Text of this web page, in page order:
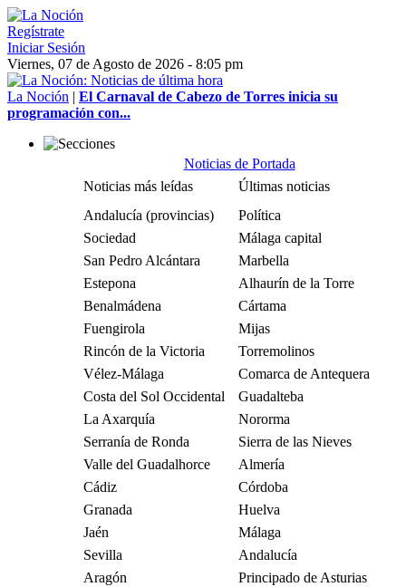
Regístrate
Iniciar Sesión
Viernes, 07 de Agosto de 2026 - 8:05 pm
La Noción | El Carnaval de Cabezo de Torres inicia su
programación con...
Noticias de Portada
Noticias más leídas
Últimas noticias
Andalucía (provincias)
Política
Sociedad
Málaga capital
San Pedro Alcántara
Marbella
Estepona
Alhaurín de la Torre
Benalmádena
Cártama
Fuengirola
Mijas
Rincón de la Victoria
Torremolinos
Vélez-Málaga
Comarca de Antequera
Costa del Sol Occidental
Guadalteba
La Axarquía
Nororma
Serranía de Ronda
Sierra de las Nieves
Valle del Guadalhorce
Almería
Cádiz
Córdoba
Granada
Huelva
Jaén
Málaga
Sevilla
Andalucía
Aragón
Principado de Asturias